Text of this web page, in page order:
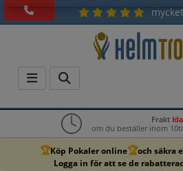
Frakt
om du beställer inom
🏆Köp Pokaler online🏆och säkra
Logga in för att se de